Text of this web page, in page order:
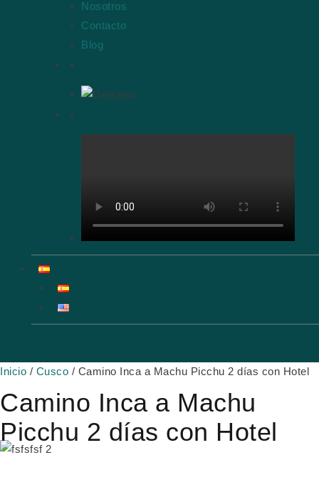
Nosotros
Contacto
Blog
Inicio / Cusco / Camino Inca a Machu Picchu 2 días con Hotel
Camino Inca a Machu
Picchu 2 días con Hotel